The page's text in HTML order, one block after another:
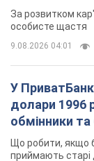
мають
За розвитком
особисте щастя
9.08.2026 04:01
У
долари 1996
обмінники та
Що робити, якщо
приймають старі